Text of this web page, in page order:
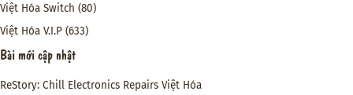
Việt Hóa Switch (80)
Việt Hóa V.I.P (633)
Bài mới cập nhật
ReStory: Chill Electronics Repairs Việt Hóa